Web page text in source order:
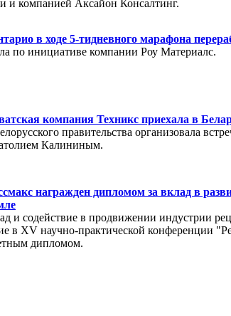
и компанией Аксайон Консалтинг.
в ходе 5-тидневного марафона
по инициативе компании Роу Материалс.
компания Техникс приехала в
правительства организовала
Калининым.
награжден дипломом за вклад в
и содействие в продвижении индустрии
в XV научно-практической конференции
дипломом.